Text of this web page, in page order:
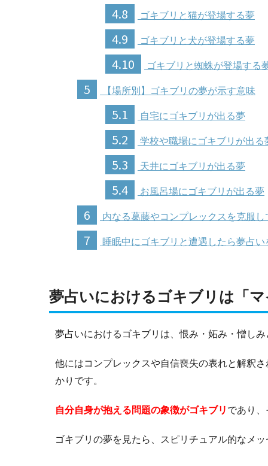
4.8 ゴキブリと猫が登場する夢
4.9 ゴキブリと犬が登場する夢
4.10 ゴキブリと蜘蛛が登場する
5 【場所別】ゴキブリの夢が示す意味
5.1 自宅にゴキブリが出る夢
5.2 学校や職場にゴキブリが出る
5.3 天井にゴキブリが出る夢
5.4 お風呂場にゴキブリが出る夢
6 内なる葛藤やコンプレックスを克服し
7 睡眠中にゴキブリと遭遇したら夢占い
夢占いにおけるゴキブリは「
夢占いにおけるゴキブリは、恨み・妬み・憎し
他にはコンプレックスや自信喪失の表れと解釈
かりです。
自分自身が抱える問題の象徴がゴキブリ であり、
ゴキブリの夢を見たら、スピリチュアル的なメ